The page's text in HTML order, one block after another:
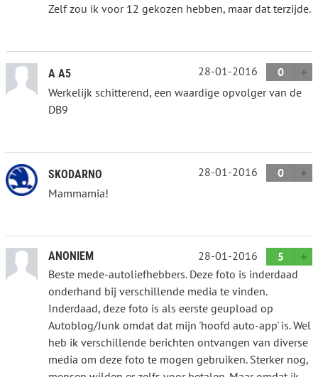
Zelf zou ik voor 12 gekozen hebben, maar dat terzijde.
A A5 28-01-2016
0
Werkelijk schitterend, een waardige opvolger van de
DB9
SKODARNO 28-01-2016
0
Mammamia!
ANONIEM 28-01-2016
5
Beste mede-autoliefhebbers. Deze foto is inderdaad
onderhand bij verschillende media te vinden.
Inderdaad, deze foto is als eerste geupload op
Autoblog/Junk omdat dat mijn 'hoofd auto-app' is. Wel
heb ik verschillende berichten ontvangen van diverse
media om deze foto te mogen gebruiken. Sterker nog,